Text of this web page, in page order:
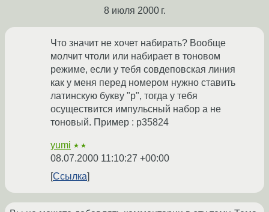
8 июля 2000 г.
Что значит не хочет набирать? Вообще
молчит чтоли или набирает в тоновом
режиме, если у тебя совдеповская линия
как у меня перед номером нужно ставить
латинскую букву "р", тогда у тебя
осуществится импульсный набор а не
тоновый. Пример : р35824
yumi ★★
08.07.2000 11:10:27 +00:00
Ссылка